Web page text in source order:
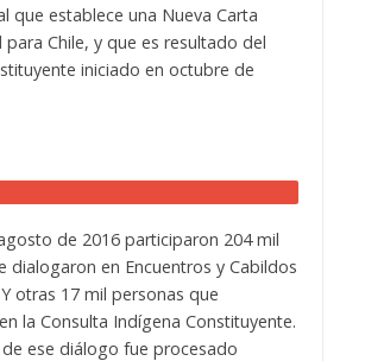
que establece una Nueva Carta
para Chile, y que es resultado del
iniciado en octubre de
de 2016 participaron 204 mil
dialogaron en Encuentros y Cabildos
otras 17 mil personas que
la Consulta Indígena Constituyente.
de ese diálogo fue procesado